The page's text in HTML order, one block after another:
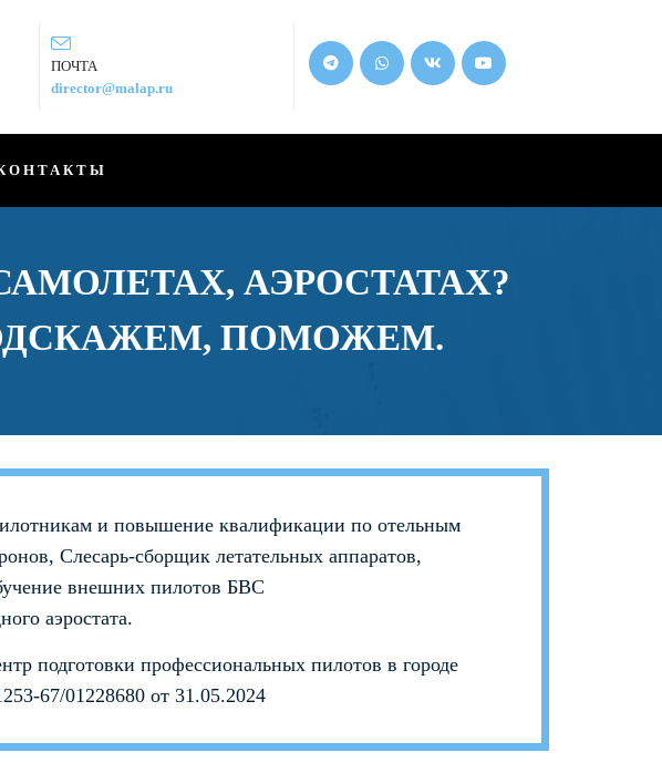
ПОЧТА
director@malap.ru
АЭРОСТАТАХ?
ПОМОЖЕМ.
и повышение квалификации по отельным
Слесарь-сборщик летательных аппаратов,
внешних пилотов БВС
аэростата.
профессиональных пилотов в городе
67/01228680 от 31.05.2024